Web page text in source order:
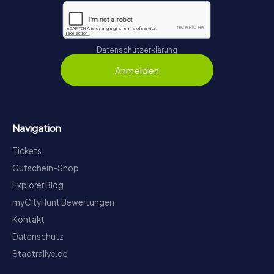
Datenschutzerklärung
Anmelden
Navigation
Tickets
Gutschein-Shop
Explorer Blog
myCityHunt Bewertungen
Kontakt
Datenschutz
Stadtrallye.de